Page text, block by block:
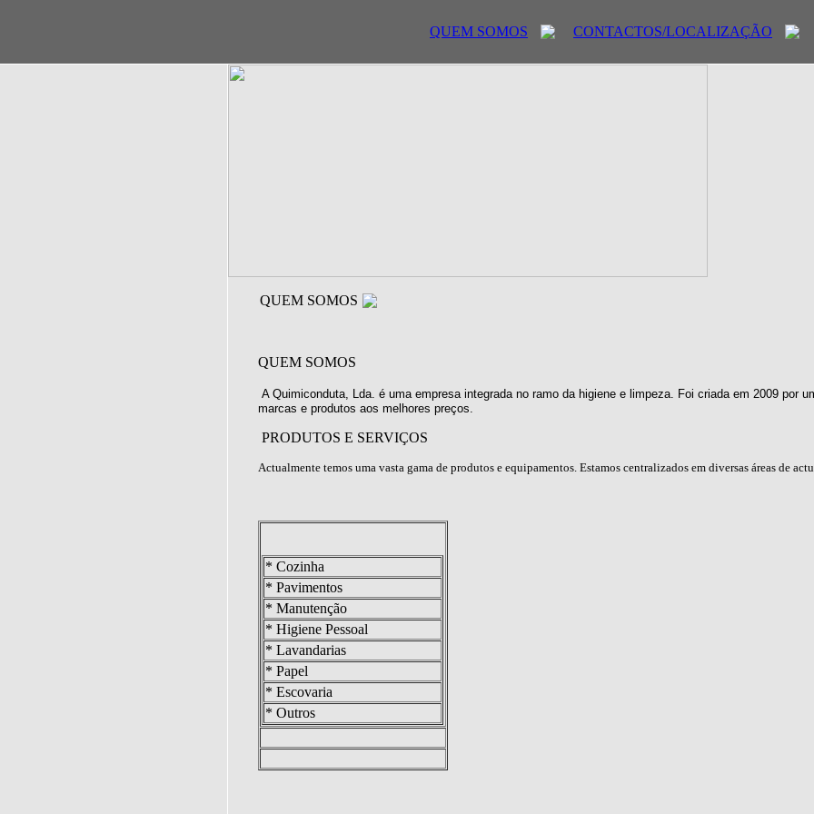
QUEM SOMOS CONTACTOS/LOCALIZAÇÃO
QUEM SOMOS
QUEM SOMOS
A Quimiconduta, Lda. é uma empresa integrada no ramo da higiene e limpeza. Foi criada em 2009 por
marcas e produtos aos melhores preços.
PRODUTOS E SERVIÇOS
Actualmente temos uma vasta gama de produtos e equipamentos. Estamos centralizados em diversas áreas de
* Cozinha
* Pavimentos
* Manutenção
* Higiene Pessoal
* Lavandarias
* Papel
* Escovaria
* Outros